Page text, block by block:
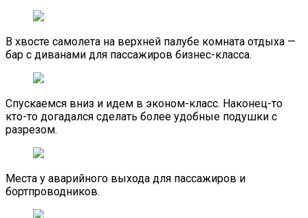
В хвосте самолета на верхней палубе комната отдыха —
бар с диванами для пассажиров бизнес-класса.
Спускаемся вниз и идем в эконом-класс. Наконец-то
кто-то догадался сделать более удобные подушки с
разрезом.
Места у аварийного выхода для пассажиров и
бортпроводников.